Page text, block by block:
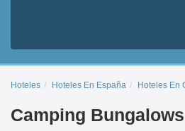
Hoteles Hoteles En España Hoteles En
Camping